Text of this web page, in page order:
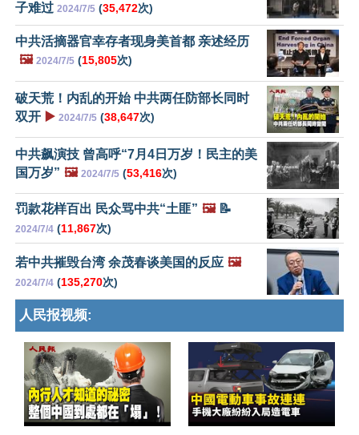
子难过 2024/7/5 (35,472次)
中共活摘器官幸存者现身美首都 亲述经历
🖼️ 2024/7/5 (15,805次)
破天荒！内乱的开始 中共两任防部长同时
双开 ▶️ 2024/7/5 (38,647次)
中共飙演技 曾高呼“7月4日万岁！民主的美
国万岁” 🖼️ 2024/7/5 (53,416次)
罚款花样百出 民众骂中共“土匪” 🖼️📝
2024/7/4 (11,867次)
若中共摧毁台湾 余茂春谈美国的反应 🖼️
2024/7/4 (135,270次)
人民报视频: